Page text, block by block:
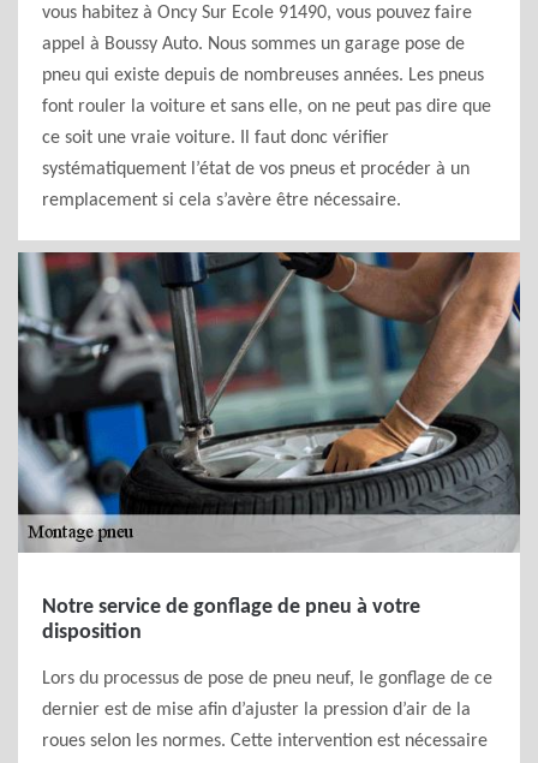
vous habitez à Oncy Sur Ecole 91490, vous pouvez faire
appel à Boussy Auto. Nous sommes un garage pose de
pneu qui existe depuis de nombreuses années. Les pneus
font rouler la voiture et sans elle, on ne peut pas dire que
ce soit une vraie voiture. Il faut donc vérifier
systématiquement l’état de vos pneus et procéder à un
remplacement si cela s’avère être nécessaire.
Notre service de gonflage de pneu à votre
disposition
Lors du processus de pose de pneu neuf, le gonflage de ce
dernier est de mise afin d’ajuster la pression d’air de la
roues selon les normes. Cette intervention est nécessaire